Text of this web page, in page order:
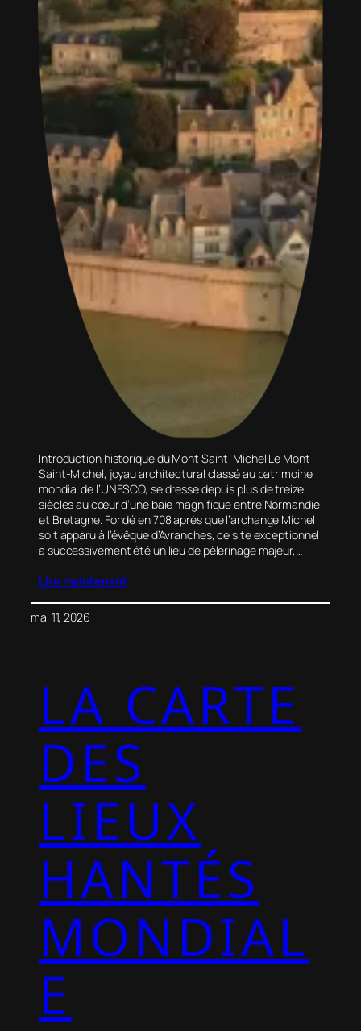
Introduction historique du Mont Saint-Michel Le Mont
Saint-Michel, joyau architectural classé au patrimoine
mondial de l’UNESCO, se dresse depuis plus de treize
siècles au cœur d’une baie magnifique entre Normandie
et Bretagne. Fondé en 708 après que l’archange Michel
soit apparu à l’évêque d’Avranches, ce site exceptionnel
a successivement été un lieu de pèlerinage majeur,…
Lire maintenant
mai 11, 2026
LA CARTE
DES
LIEUX
HANTÉS
MONDIAL
E